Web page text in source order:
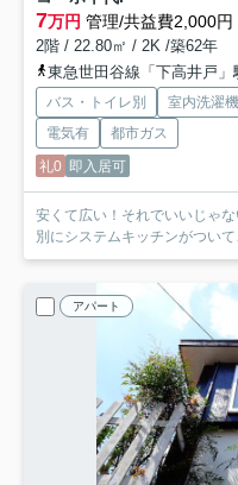
7万円 管理/共益費2,000円
2階 / 22.80㎡ / 2K /築62年
東急世田谷線「下高井戸」
バス・トイレ別 室内洗濯
電気有
都市ガス
礼0 即入居可
安くて広い！それでいいじゃ
別にシステムキッチンがつい
アパート